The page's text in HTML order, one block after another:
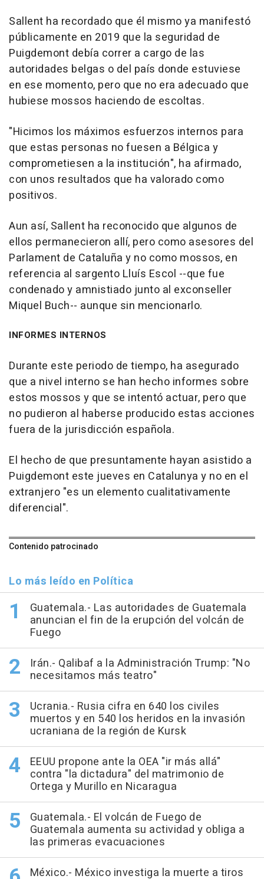
Sallent ha recordado que él mismo ya manifestó
públicamente en 2019 que la seguridad de
Puigdemont debía correr a cargo de las
autoridades belgas o del país donde estuviese
en ese momento, pero que no era adecuado que
hubiese mossos haciendo de escoltas.
"Hicimos los máximos esfuerzos internos para
que estas personas no fuesen a Bélgica y
comprometiesen a la institución", ha afirmado,
con unos resultados que ha valorado como
positivos.
Aun así, Sallent ha reconocido que algunos de
ellos permanecieron allí, pero como asesores del
Parlament de Cataluña y no como mossos, en
referencia al sargento Lluís Escol --que fue
condenado y amnistiado junto al exconseller
Miquel Buch-- aunque sin mencionarlo.
INFORMES INTERNOS
Durante este periodo de tiempo, ha asegurado
que a nivel interno se han hecho informes sobre
estos mossos y que se intentó actuar, pero que
no pudieron al haberse producido estas acciones
fuera de la jurisdicción española.
El hecho de que presuntamente hayan asistido a
Puigdemont este jueves en Catalunya y no en el
extranjero "es un elemento cualitativamente
diferencial".
Contenido patrocinado
Lo más leído en Política
Guatemala.- Las autoridades de Guatemala
anuncian el fin de la erupción del volcán de
Fuego
Irán.- Qalibaf a la Administración Trump: "No
necesitamos más teatro"
Ucrania.- Rusia cifra en 640 los civiles
muertos y en 540 los heridos en la invasión
ucraniana de la región de Kursk
EEUU propone ante la OEA "ir más allá"
contra "la dictadura" del matrimonio de
Ortega y Murillo en Nicaragua
Guatemala.- El volcán de Fuego de
Guatemala aumenta su actividad y obliga a
las primeras evacuaciones
México.- México investiga la muerte a tiros